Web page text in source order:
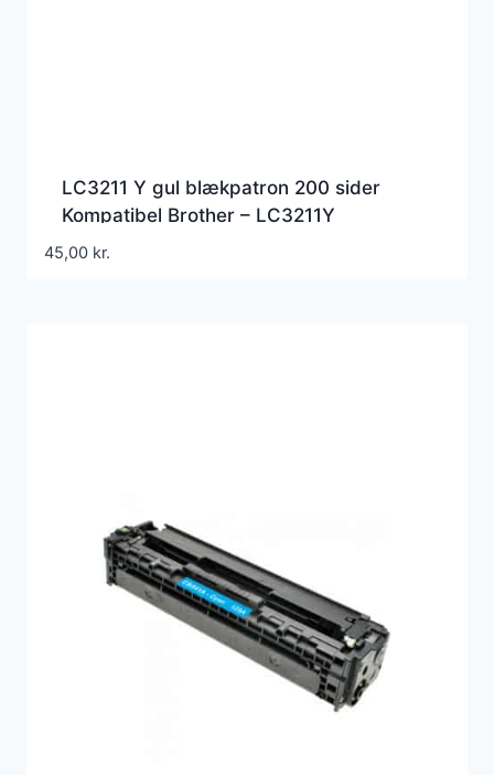
LC3211 Y gul blækpatron 200 sider
Kompatibel Brother – LC3211Y
45,00 kr.